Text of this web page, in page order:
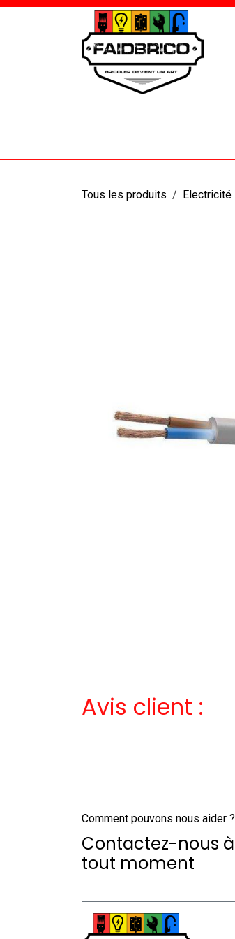
Se rendre au contenu
Tous les produits Electricité
Avis client :
Comment pouvons nous aider ?
Contactez-nous à
tout moment